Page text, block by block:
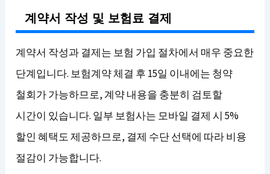
계약서 작성 및 보험료 결제
계약서 작성과 결제는 보험 가입 절차에서 매우 중요한
단계입니다. 보험계약 체결 후 15일 이내에는 청약
철회가 가능하므로, 계약 내용을 충분히 검토할
시간이 있습니다. 일부 보험사는 모바일 결제 시 5%
할인 혜택도 제공하므로, 결제 수단 선택에 따라 비용
절감이 가능합니다.